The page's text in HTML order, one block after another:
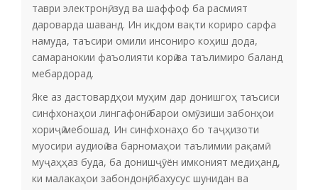
таври электронӣ, зуд ва шаффоф ба расмият
дароварда шаванд. Ин иқдом вақти кориро сарфа
намуда, таъсири омили инсониро коҳиш дода,
самаранокии фаъолияти корӣ ва таълимиро баланд
мебардорад.
Яке аз дастовардҳои муҳим дар донишгоҳ таъсиси
синфхонаҳои лингафонӣ барои омӯзиши забонҳои
хориҷӣ мебошад. Ин синфхонаҳо бо таҷҳизоти
муосири аудиоӣ ва барномаҳои таълимии рақамӣ
муҷаҳҳаз буда, ба донишҷӯён имконият медиҳанд,
ки малакаҳои забондонӣ, бахусус шунидан ва